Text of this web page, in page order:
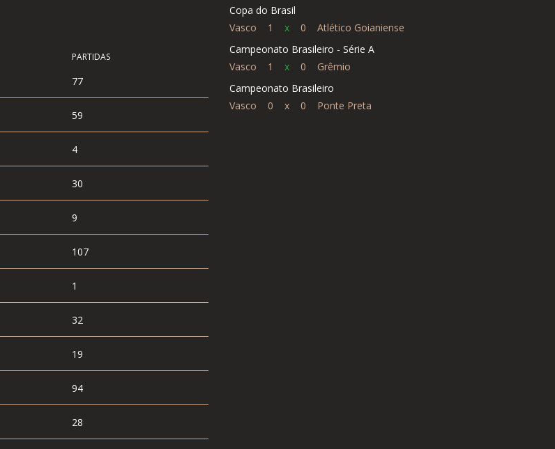
PARTIDAS
77
59
4
30
9
107
1
32
19
94
28
Copa do Brasil
Vasco 1 x 0 Atlético Goianiense
Campeonato Brasileiro - Série A
Vasco 1 x 0 Grêmio
Campeonato Brasileiro
Vasco 0 x 0 Ponte Preta